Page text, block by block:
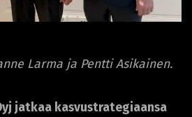
Larma ja Pentti Asikainen.
jatkaa kasvustrategiaansa